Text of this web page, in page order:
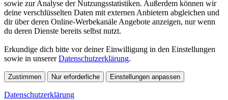
sowie zur Analyse der Nutzungsstatistiken. Außerdem können wir
deine verschlüsselten Daten mit externen Anbietern abgleichen und
dir über deren Online-Werbekanäle Angebote anzeigen, nur wenn
du deren Dienste bereits selbst nutzt.
Erkundige dich bitte vor deiner Einwilligung in den Einstellungen
sowie in unsererDatenschutzerklärung.
Zustimmen Nur erforderliche Einstellungen anpassen
Datenschutzerklärung